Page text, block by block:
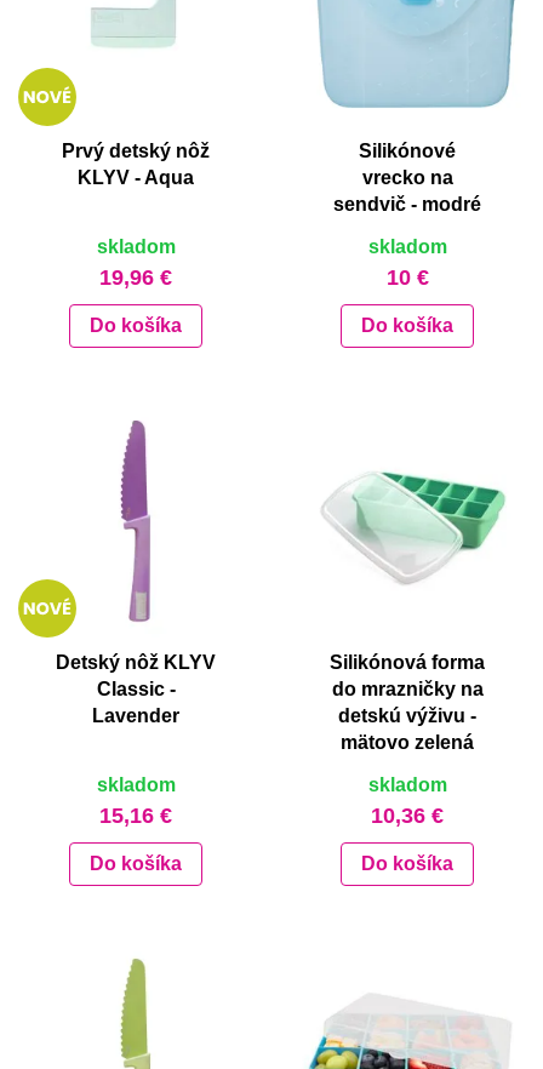
Prvý detský nôž
KLYV - Aqua
skladom
19,96 €
Do košíka
Silikónové
vrecko na
sendvič - modré
skladom
10 €
Do košíka
Detský nôž KLYV
Classic -
Lavender
skladom
15,16 €
Do košíka
Silikónová forma
do mrazničky na
detskú výživu -
mätovo zelená
skladom
10,36 €
Do košíka